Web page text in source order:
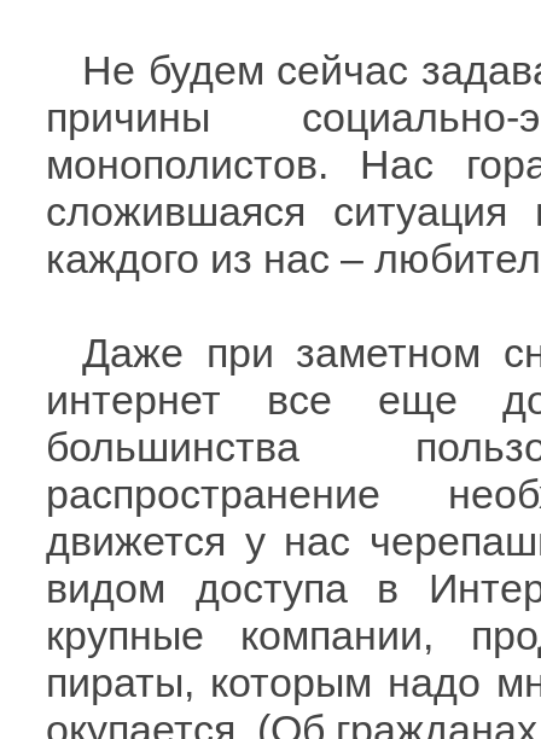
Не будем сейчас
причины
монополистов. Нас
сложившаяся
каждого из нас –
Даже при заметном
интернет все еще
большинства
распространение
движется у нас
видом доступа в
крупные компании,
пираты, которым надо
окупается. (Об